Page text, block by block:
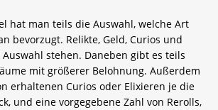
hat man teils die Auswahl, welche Art
bevorzugt. Relikte, Geld, Curios und
stehen. Daneben gibt es teils
mit größerer Belohnung. Außerdem
erhaltenen Curios oder Elixieren je die
und eine vorgegebene Zahl von Rerolls,